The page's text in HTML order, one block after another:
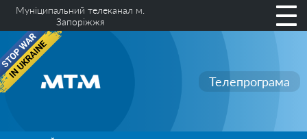
Муніципальний телеканал м.
Запоріжжя
Телепрограма